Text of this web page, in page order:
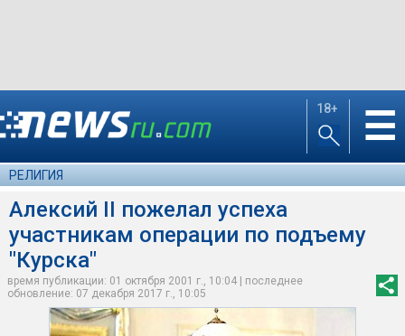
18+ ☰
РЕЛИГИЯ
Алексий II пожелал успеха
участникам операции по подъему
"Курска"
время публикации: 01 октября 2001 г., 10:04 | последнее
обновление: 07 декабря 2017 г., 10:05